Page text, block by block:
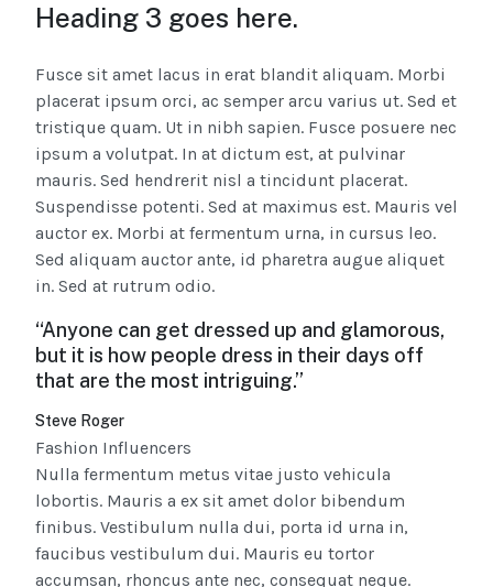
Heading 3 goes here.
Fusce sit amet lacus in erat blandit aliquam. Morbi
placerat ipsum orci, ac semper arcu varius ut. Sed et
tristique quam. Ut in nibh sapien. Fusce posuere nec
ipsum a volutpat. In at dictum est, at pulvinar
mauris. Sed hendrerit nisl a tincidunt placerat.
Suspendisse potenti. Sed at maximus est. Mauris vel
auctor ex. Morbi at fermentum urna, in cursus leo.
Sed aliquam auctor ante, id pharetra augue aliquet
in. Sed at rutrum odio.
“Anyone can get dressed up and glamorous,
but it is how people dress in their days off
that are the most intriguing.”
Steve Roger
Fashion Influencers
Nulla fermentum metus vitae justo vehicula
lobortis. Mauris a ex sit amet dolor bibendum
finibus. Vestibulum nulla dui, porta id urna in,
faucibus vestibulum dui. Mauris eu tortor
accumsan, rhoncus ante nec, consequat neque.